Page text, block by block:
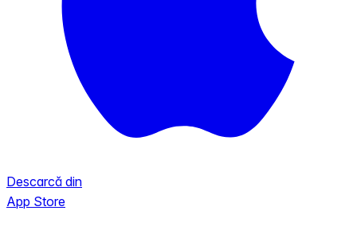
Descarcă din
App Store